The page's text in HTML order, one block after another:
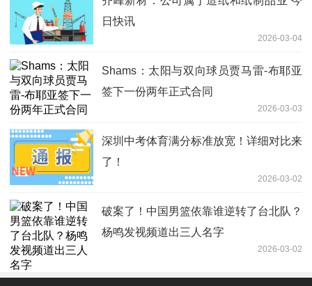
日快讯
2026-03-04
Shams：太阳与双向球员贾马雷-布耶亚
签下一份两年正式合同
2026-03-03
深圳中考体育满分标准放宽！详细对比来
了！
2026-03-02
破案了！中国男篮依靠谁逆转了台北队？
杨鸣发视频道出三人名字
2026-03-02